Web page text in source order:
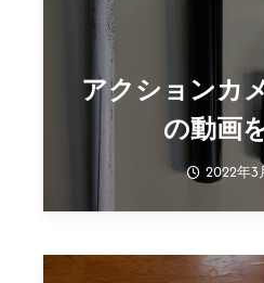
アクションカ
の動画
2022年3